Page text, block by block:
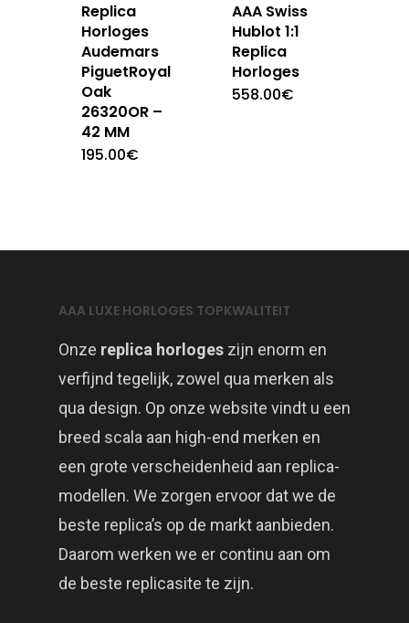
Replica
Horloges
Audemars
PiguetRoyal
Oak
26320OR –
42 MM
195.00€
AAA Swiss
Hublot 1:1
Replica
Horloges
558.00€
AAA LUXE HORLOGES TOPKWALITEIT
Onze replica horloges zijn enorm en
verfijnd tegelijk, zowel qua merken als
qua design. Op onze website vindt u een
breed scala aan high-end merken en
een grote verscheidenheid aan replica-
modellen. We zorgen ervoor dat we de
beste replica’s op de markt aanbieden.
Daarom werken we er continu aan om
de beste replicasite te zijn.